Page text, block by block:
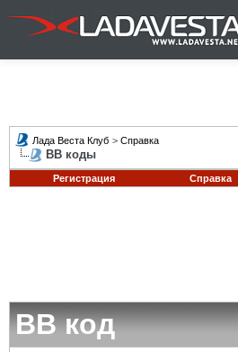
Лада Веста Клуб > Справка
BB коды
Регистрация Справка
BB код